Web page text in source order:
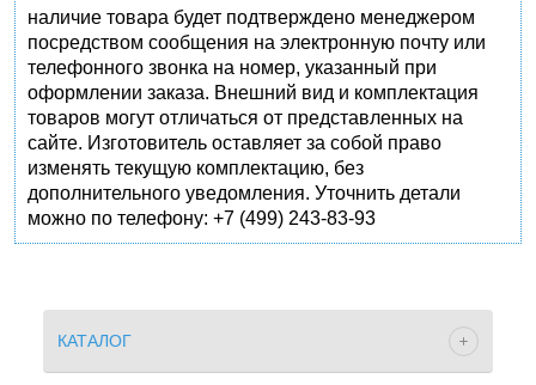
наличие товара будет подтверждено менеджером
посредством сообщения на электронную почту или
телефонного звонка на номер, указанный при
оформлении заказа. Внешний вид и комплектация
товаров могут отличаться от представленных на
сайте. Изготовитель оставляет за собой право
изменять текущую комплектацию, без
дополнительного уведомления. Уточнить детали
можно по телефону: +7 (499) 243-83-93
КАТАЛОГ